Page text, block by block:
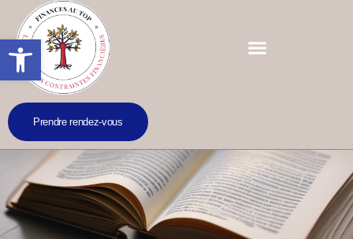
Prendre rendez-vous
Ouvrir la barre d’outils